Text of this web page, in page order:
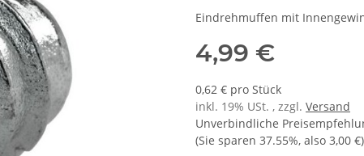
Eindrehmuffen mit
4,99 €
0,62 € pro Stück
inkl. 19% USt. , zzgl. Versand
Unverbindliche
(Sie sparen 37.55%, also 3,00 €)